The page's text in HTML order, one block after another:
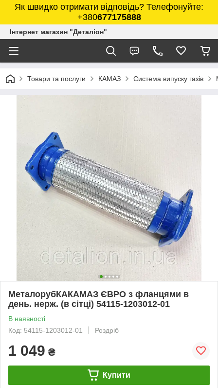
Як швидко отримати відповідь? Телефонуйте:
+380677175888
Інтернет магазин "Деталіон"
Товари та послуги КАМАЗ Система випуску газів
МеталорубКАКАМАЗ ЄВРО з фланцями в
день. нерж. (в сітці) 54115-1203012-01
В наявності
Код: 54115-1203012-01
Роздріб
1 049 ₴
Купити